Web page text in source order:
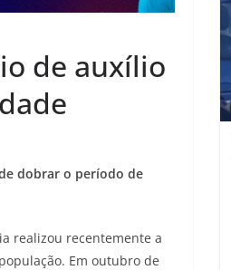
de auxílio
dobrar o período de
realizou recentemente a
Em outubro de